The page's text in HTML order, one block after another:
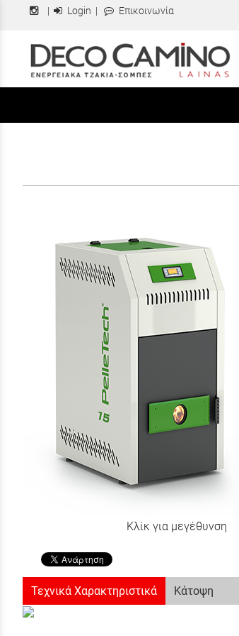
| Login | Επικοινωνία
Κλίκ για μεγέθυνση
Τεχνικά Χαρακτηριστικά Κάτοψη